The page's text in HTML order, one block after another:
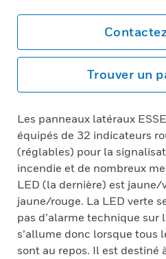
Trouver un
Les panneaux latéraux
équipés de 32 indicateurs
(réglables) pour la
incendie et de nombreux
LED (la dernière) est jaune/
jaune/rouge. La LED verte
pas d’alarme technique sur
s’allume donc lorsque tous
sont au repos. Il est destiné